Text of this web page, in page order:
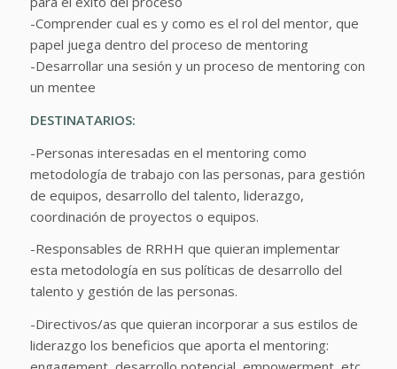
-Comprender cual es y como es el rol del mentor, que
papel juega dentro del proceso de mentoring
-Desarrollar una sesión y un proceso de mentoring con
un mentee
DESTINATARIOS:
-Personas interesadas en el mentoring como
metodología de trabajo con las personas, para gestión
de equipos, desarrollo del talento, liderazgo,
coordinación de proyectos o equipos.
-Responsables de RRHH que quieran implementar
esta metodología en sus políticas de desarrollo del
talento y gestión de las personas.
-Directivos/as que quieran incorporar a sus estilos de
liderazgo los beneficios que aporta el mentoring: